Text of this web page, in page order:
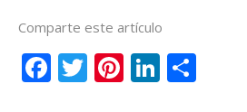
Comparte este artículo
Facebook
Twitter
Pinterest